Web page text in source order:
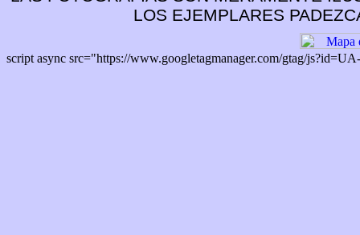
LOS EJEMPLARES
script async src="https://www.googletagmanager.com/gtag/